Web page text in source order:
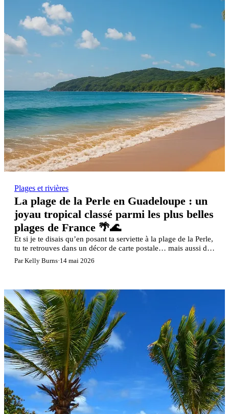
Plages et rivières
La plage de la Perle en Guadeloupe : un
joyau tropical classé parmi les plus belles
plages de France 🌴🌊
Et si je te disais qu’en posant ta serviette à la plage de la Perle,
tu te retrouves dans un décor de carte postale… mais aussi de
série télé ?
Par Kelly Burns·14 mai 2026